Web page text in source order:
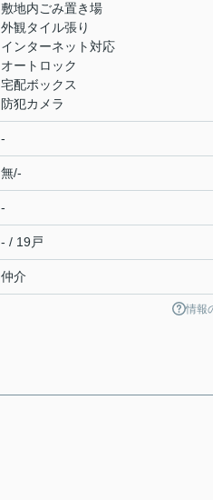
敷地内ごみ置き場
外観タイル張り
インターネット対応
オートロック
宅配ボックス
防犯カメラ
-
無/-
-
- / 19戸
仲介
情報